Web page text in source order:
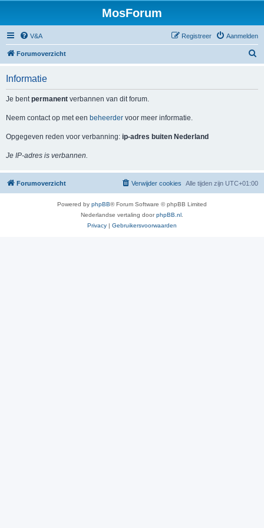
MosForum
V&A Aanmelden
Registreer
Forumoverzicht
Informatie
Je bentpermanent verbannen van dit forum.
Neem contact op met een beheerder voor meer informatie.
Opgegeven reden voor verbanning: ip-adres buiten Nederland
Je IP-adres is verbannen.
Forumoverzicht Alle tijden zijn UTC+01:00
Verwijder cookies
Powered by phpBB® Forum Software © phpBB Limited
Nederlandse vertaling doorphpBB.nl
Privacy | Gebruikersvoorwaarden